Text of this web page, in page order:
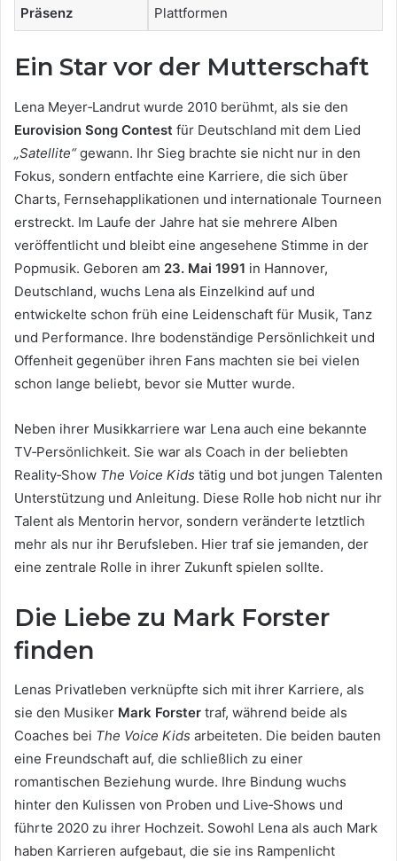
Präsenz Plattformen
Ein Star vor der Mutterschaft
Lena Meyer‑Landrut wurde 2010 berühmt, als sie den
Eurovision Song Contest für Deutschland mit dem Lied
„Satellite“gewann. Ihr Sieg brachte sie nicht nur in den
Fokus, sondern entfachte eine Karriere, die sich über
Charts, Fernsehapplikationen und internationale Tourneen
erstreckt. Im Laufe der Jahre hat sie mehrere Alben
veröffentlicht und bleibt eine angesehene Stimme in der
Popmusik. Geboren am 23. Mai 1991 in Hannover,
Deutschland, wuchs Lena als Einzelkind auf und
entwickelte schon früh eine Leidenschaft für Musik, Tanz
und Performance. Ihre bodenständige Persönlichkeit und
Offenheit gegenüber ihren Fans machten sie bei vielen
schon lange beliebt, bevor sie Mutter wurde.
Neben ihrer Musikkarriere war Lena auch eine bekannte
TV‑Persönlichkeit. Sie war als Coach in der beliebten
Reality‑Show The Voice Kids tätig und bot jungen Talenten
Unterstützung und Anleitung. Diese Rolle hob nicht nur ihr
Talent als Mentorin hervor, sondern veränderte letztlich
mehr als nur ihr Berufsleben. Hier traf sie jemanden, der
eine zentrale Rolle in ihrer Zukunft spielen sollte.
Die Liebe zu Mark Forster
finden
Lenas Privatleben verknüpfte sich mit ihrer Karriere, als
sie den Musiker Mark Forster traf, während beide als
Coaches bei The Voice Kids arbeiteten. Die beiden bauten
eine Freundschaft auf, die schließlich zu einer
romantischen Beziehung wurde. Ihre Bindung wuchs
hinter den Kulissen von Proben und Live‑Shows und
führte 2020 zu ihrer Hochzeit. Sowohl Lena als auch Mark
haben Karrieren aufgebaut, die sie ins Rampenlicht